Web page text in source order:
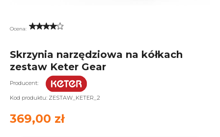
Ocena:
Skrzynia narzędziowa na kółkach
zestaw Keter Gear
Producent:
Kod produktu: ZESTAW_KETER_2
369,00 zł